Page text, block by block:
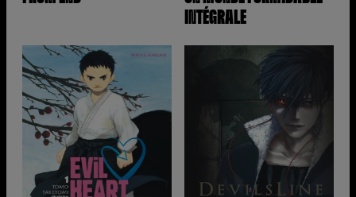
INTÉGRALE